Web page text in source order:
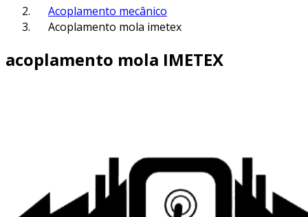
Acoplamento mecânico
Acoplamento mola imetex
acoplamento mola IMETEX